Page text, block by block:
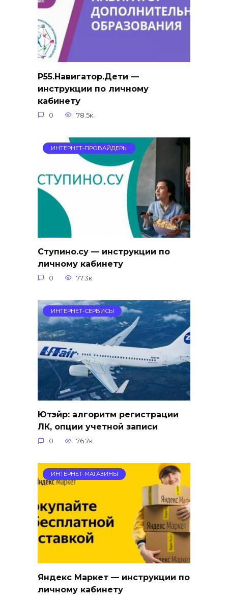
Р55.Навигатор.Дети —
инструкции по личному
кабинету
0 78.5к.
ИНТЕРНЕТ-ПРОВАЙДЕРЫ
Ступино.су — инструкции по
личному кабинету
0 77.3к.
ИНТЕРНЕТ-СЕРВИСЫ
Ютэйр: алгоритм регистрации
ЛК, опции учетной записи
0 76.7к.
ИНТЕРНЕТ-МАГАЗИНЫ
Яндекс Маркет — инструкции по
личному кабинету